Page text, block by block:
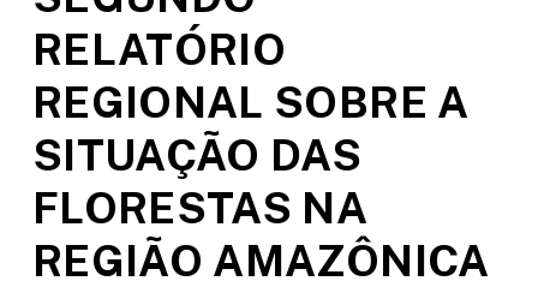
RELATÓRIO
REGIONAL SOBRE A
SITUAÇÃO DAS
FLORESTAS NA
REGIÃO AMAZÔNICA